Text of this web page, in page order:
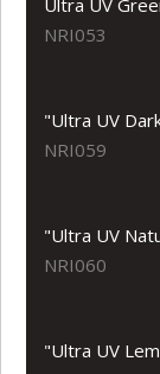
Ultra UV
NRI053
"Ultra UV
NRI059
"Ultra UV
NRI060
"Ultra UV